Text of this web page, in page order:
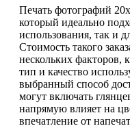
Печать фотографий
который идеально
использования, так и
Стоимость такого
нескольких факторов,
тип и качество
выбранный способ
могут включать
напрямую влияет на
впечатление от